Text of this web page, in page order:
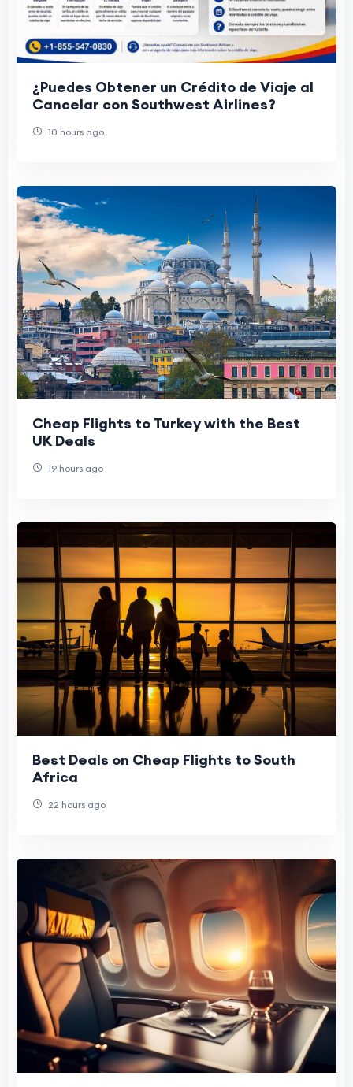
¿Puedes Obtener un Crédito de Viaje al
Cancelar con Southwest Airlines?
10 hours ago
Cheap Flights to Turkey with the Best
UK Deals
19 hours ago
Best Deals on Cheap Flights to South
Africa
22 hours ago